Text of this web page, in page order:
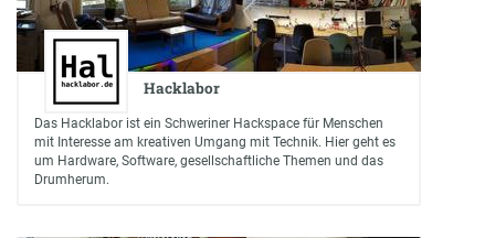
Hacklabor
Das Hacklabor ist ein Schweriner Hackspace für Menschen
mit Interesse am kreativen Umgang mit Technik. Hier geht es
um Hardware, Software, gesellschaftliche Themen und das
Drumherum.